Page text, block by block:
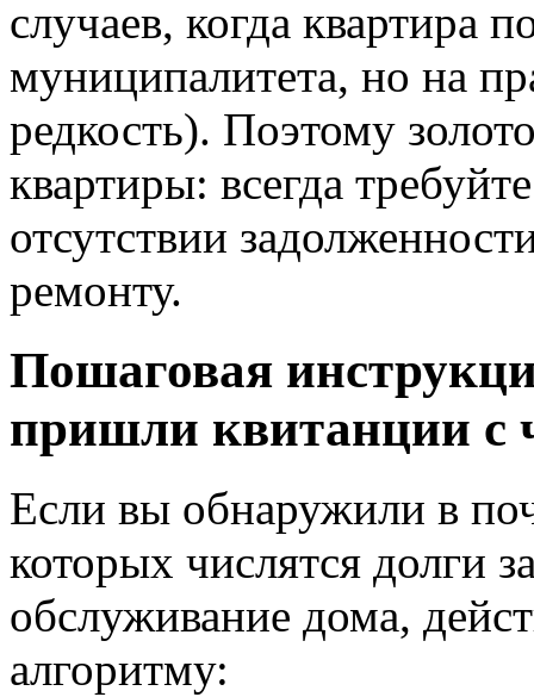
случаев, когда квартира
муниципалитета, но на
редкость). Поэтому
квартиры: всегда
отсутствии
ремонту.
Пошаговая
пришли квитанции с
Если вы обнаружили в
которых числятся долги
обслуживание дома,
алгоритму: